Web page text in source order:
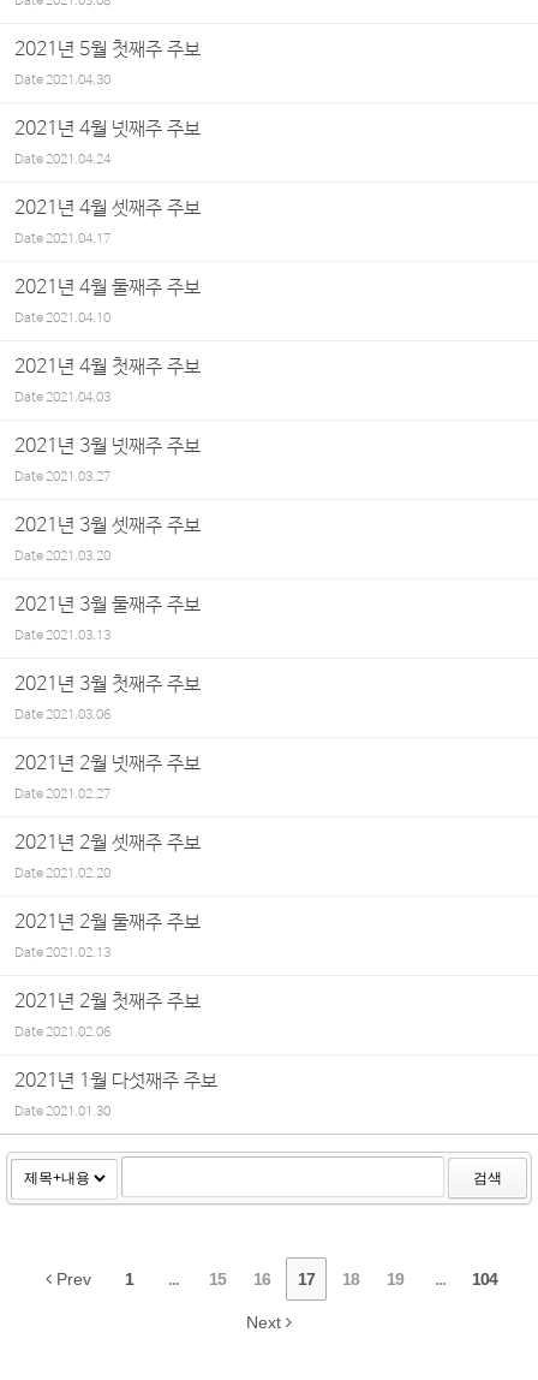
2021년 5월 첫째주 주보
Date2021.04.30
2021년 4월 넷째주 주보
Date2021.04.24
2021년 4월 셋째주 주보
Date2021.04.17
2021년 4월 둘째주 주보
Date2021.04.10
2021년 4월 첫째주 주보
Date2021.04.03
2021년 3월 넷째주 주보
Date2021.03.27
2021년 3월 셋째주 주보
Date2021.03.20
2021년 3월 둘째주 주보
Date2021.03.13
2021년 3월 첫째주 주보
Date2021.03.06
2021년 2월 넷째주 주보
Date2021.02.27
2021년 2월 셋째주 주보
Date2021.02.20
2021년 2월 둘째주 주보
Date2021.02.13
2021년 2월 첫째주 주보
Date2021.02.06
2021년 1월 다섯째주 주보
Date2021.01.30
검색
Prev 1 ... 15 16 17 18 19 ... 104
Next